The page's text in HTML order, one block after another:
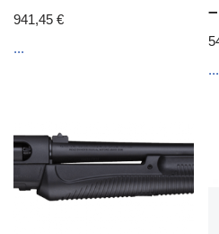
941,45 €
...
...